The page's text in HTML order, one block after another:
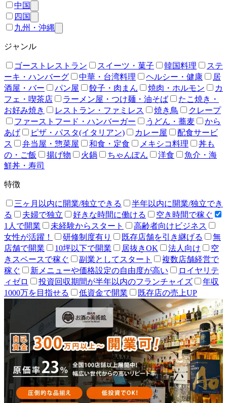
中国
四国
九州・沖縄
ジャンル
ゴーストレストラン スイーツ・菓子 韓国料理
ステ
ーキ・ハンバーグ
中華・台湾料理 ヘルシー・健康
居
酒屋・バー
パン屋 餃子・肉まん 焼肉・ホルモン
カ
フェ・喫茶店
ラーメン屋・つけ麺・油そば
たこ焼き・
お好み焼き
レストラン・ファミレス 焼き鳥
クレープ
ファーストフード・ハンバーガー
うどん・蕎麦
から
あげ
ピザ・パスタ(イタリアン) カレー屋
配食サービ
ス
弁当屋・惣菜屋 和食・定食 メキシコ料理
丼も
の・ご飯
揚げ物 火鍋 ちゃんぽん 洋食
魚介・海
鮮丼・寿司
特徴
三ヶ月以内に開業/独立できる
半年以内に開業/独立でき
る
夫婦で独立 好きな時間に働ける
空き時間で稼ぐ
1人で開業
未経験からスタート
高齢者向けビジネス
女性が活躍！
研修制度有り 既存店舗を引き継げる
無
店舗で開業
10坪以下で開業 居抜きOK 法人向け
空
きスペースで稼ぐ
副業としてスタート
複数店舗経営で
稼ぐ
新メニューや価格設定の自由度が高い
ロイヤリテ
ィゼロ
投資回収期間が半年以内のフランチャイズ
年収
1000万を目指せる
低資金で開業 既存店の売上UP